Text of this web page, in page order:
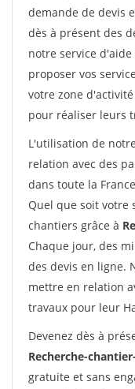
demande de devis
dès à présent des
notre service
proposer vos
votre zone
pour réaliser leurs
L'utilisation de
relation avec des
dans toute la
Quel que soit votre
chantiers grâce à
Chaque jour, des
des devis en ligne.
mettre en relation
travaux pour leur
Devenez dès à
Recherche-
gratuite et sans